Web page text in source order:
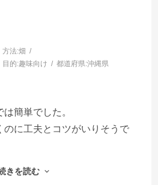
方法:畑
目的:趣味向け 都道府県:沖縄県
簡単でした。
のに工夫とコツがいりそうで
がすごく面倒くさく育てたも
きを読む